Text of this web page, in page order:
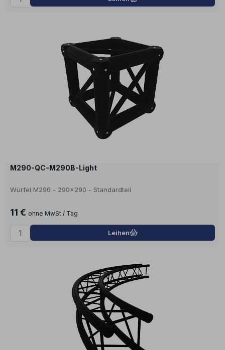
M290-QC-M290B-Light
Würfel M290 - 290x290 - Standardteil
11 € ohne MwSt / Tag
Leihen